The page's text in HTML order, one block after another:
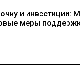
и инвестиции:
меры